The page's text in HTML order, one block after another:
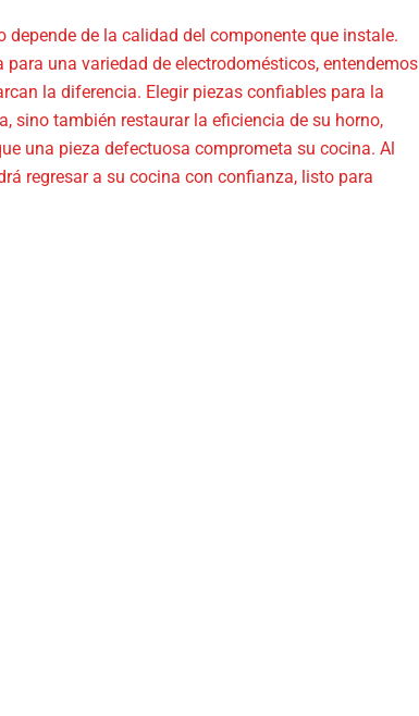
de la calidad del componente que instale.
una variedad de electrodomésticos, entendemos
la diferencia. Elegir piezas confiables para la
sino también restaurar la eficiencia de su horno,
una pieza defectuosa comprometa su cocina. Al
regresar a su cocina con confianza, listo para